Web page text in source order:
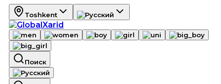
Toshkent
Поиск